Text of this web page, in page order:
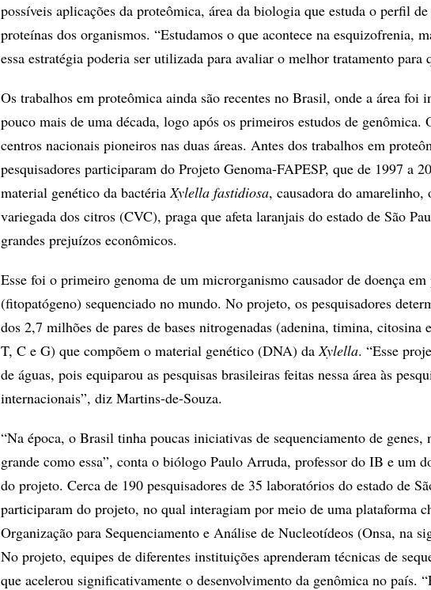
possíveis aplicações da proteômica, área da biologia que estuda o perfil
proteínas dos organismos. “Estudamos o que acontece na esquizofrenia,
essa estratégia poderia ser utilizada para avaliar o melhor tratamento para
Os trabalhos em proteômica ainda são recentes no Brasil, onde a área foi
pouco mais de uma década, logo após os primeiros estudos de
centros nacionais pioneiros nas duas áreas. Antes dos trabalhos em
pesquisadores participaram do Projeto Genoma-FAPESP, que de 1997 a
material genético da bactériaXylella fastidiosa, causadora do amarelinho,
variegada dos citros (CVC), praga que afeta laranjais do estado de São
grandes prejuízos econômicos.
Esse foi o primeiro genoma de um microrganismo causador de doença em
(fitopatógeno) sequenciado no mundo. No projeto, os pesquisadores
dos 2,7 milhões de pares de bases nitrogenadas (adenina, timina, citosina
T, C e G) que compõem o material genético (DNA) daXylella. “Esse
de águas, pois equiparou as pesquisas brasileiras feitas nessa área às
internacionais”, diz Martins-de-Souza.
“Na época, o Brasil tinha poucas iniciativas de sequenciamento de genes,
grande como essa”, conta o biólogo Paulo Arruda, professor do IB e um
do projeto. Cerca de 190 pesquisadores de 35 laboratórios do estado de
participaram do projeto, no qual interagiam por meio de uma plataforma
Organização para Sequenciamento e Análise de Nucleotídeos (Onsa, na
No projeto, equipes de diferentes instituições aprenderam técnicas de
que acelerou significativamente o desenvolvimento da genômica no país.